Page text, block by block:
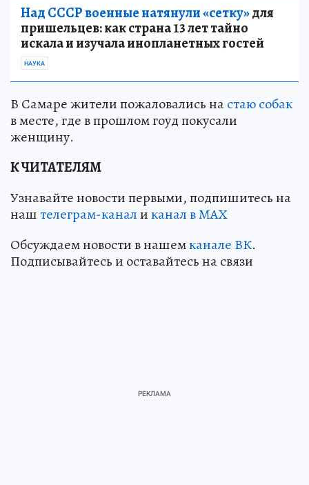
Над СССР военные натянули «сетку»для
пришельцев: как страна 13 лет тайно
искала и изучала инопланетных гостей
НАУКА
В Самаре жители пожаловались настаю собак
в месте, где в прошлом гоуд покусали
женщину.
К ЧИТАТЕЛЯМ
Узнавайте новости первыми, подпишитесь на
наштелеграм-каналиканал в МАХ
Обсуждаем новости в нашемканале ВК.
Подписывайтесь и оставайтесь на связи